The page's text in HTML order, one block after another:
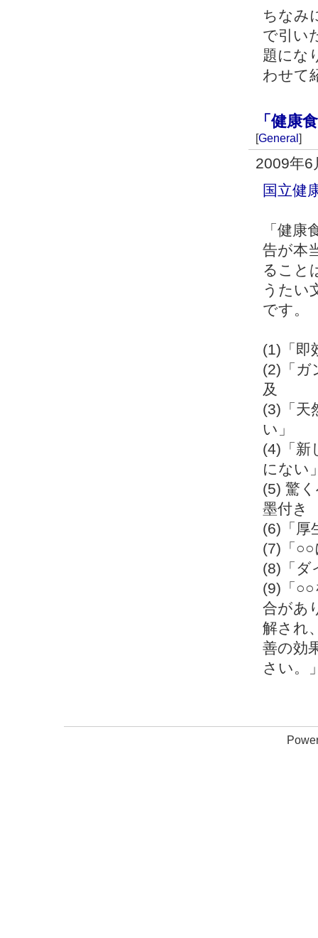
ちなみ
で引い
題にな
わせて
「健康
[General]
2009年6
国立健
「健
告が本
ること
うたい
です。
(1)「即
(2)「ガ
及
(3)「天
い」
(4)「新
にない
(5) 驚
墨付き
(6)「厚
(7)「
(8)「ダ
(9)「
合があ
解され
善の効
さい。